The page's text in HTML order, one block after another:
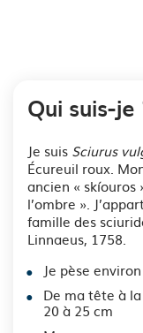
Qui suis-je
Je suis Sciurus
Écureuil roux.
ancien «
l’ombre ».
famille des
Linnaeus, 1758.
Je pèse
De ma tête à
20 à 25 cm